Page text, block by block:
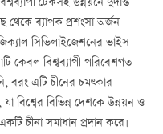
থেকে ব্যাপক প্রশংসা অর্জন
সিভিলাইজেশনের ভাইস
কেবল বিশ্বব্যাপী পরিবেশগত
বরং এটি চীনের চমত্কার
বিশ্বের বিভিন্ন দেশকে উন্নয়ন ও
চীনা সমাধান প্রদান করে।